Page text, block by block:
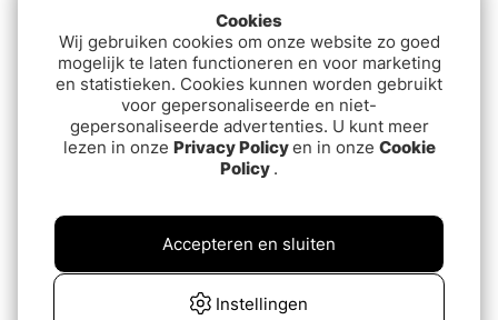
Unstructured Snapback
Hats HB Manufacturing
Howler Bro's
Unstructured Snapback
Hats H Bolt Motif - Teal
Corduroy
Cookies
Wij gebruiken cookies om onze website zo goed
mogelijk te laten functioneren en voor marketing
en statistieken. Cookies kunnen worden gebruikt
voor gepersonaliseerde en niet-
gepersonaliseerde advertenties. U kunt meer
lezen in onze Privacy Policyen in onze Cookie
Policy .
Instellingen
Accepteren en sluiten